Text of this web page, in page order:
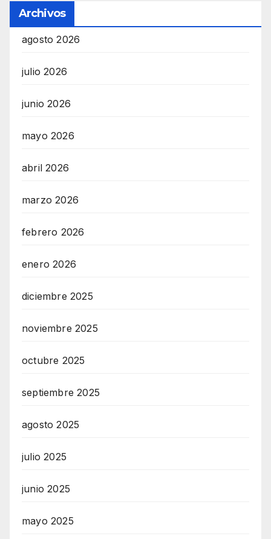
Archivos
agosto 2026
julio 2026
junio 2026
mayo 2026
abril 2026
marzo 2026
febrero 2026
enero 2026
diciembre 2025
noviembre 2025
octubre 2025
septiembre 2025
agosto 2025
julio 2025
junio 2025
mayo 2025